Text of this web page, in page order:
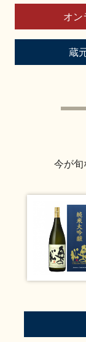
地酒蔵元会WEB展
美味しい地酒の選
地酒蔵元会とは
お問い合わせ
オン
蔵
今が旬